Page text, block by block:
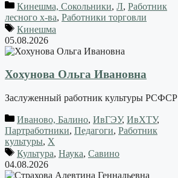
Кинешма, Сокольники, Л, Работник
лесного х-ва, Работники торговли
Кинешма
05.08.2026
Хохунова Ольга Ивановна
Заслуженный работник культуры РСФСР
Иваново, Балино, ИвГЭУ, ИвХТУ,
Партработники, Педагоги, Работник
культуры, Х
Культура, Наука, Савино
04.08.2026